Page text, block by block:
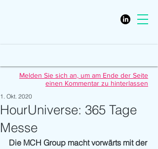
Melden Sie sich an, um am Ende der Seite
einen Kommentar zu hinterlassen
HourUniverse: 365 Tage
Messe
1. Okt. 2020
Die MCH Group macht vorwärts mit der